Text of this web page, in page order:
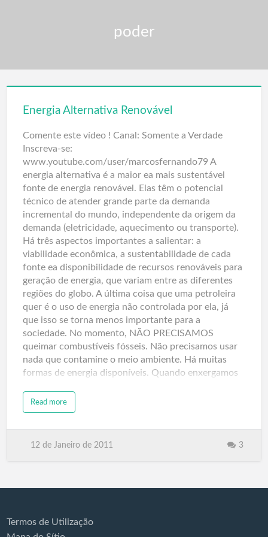
poder
Energia Alternativa Renovável
Comente este vídeo ! Canal: Somente a Verdade
Inscreva-se:
www.youtube.com/user/marcosfernando79 A
energia alternativa é a maior ea mais sustentável
fonte de energia renovável. Elas têm o potencial
técnico de atender grande parte da demanda
incremental do mundo, independente da origem da
demanda (eletricidade, aquecimento ou transporte).
Há três aspectos importantes a salientar: a
viabilidade econômica, a sustentabilidade de cada
fonte ea disponibilidade de recursos renováveis para
geração de energia, que variam entre as diferentes
regiões do globo. A última coisa que uma petroleira
quer é o uso de energia não controlada por ela, já
que isso se torna menos importante para a
sociedade. No momento, NÃO PRECISAMOS
queimar combustíveis fósseis. Não precisamos usar
nada que contamine o meio ambiente. Há muitas
formas de energia disponíveis. Quando enxergamos
apresentadas pelas companhias de energia,
descobrimos uma fonte aparentemente…
Read more
12 de Janeiro de 2011 3
Termos de Utilização